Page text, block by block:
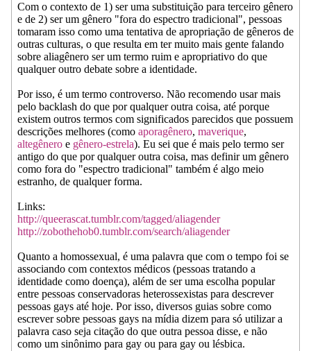
Com o contexto de 1) ser uma substituição para terceiro gênero
e de 2) ser um gênero "fora do espectro tradicional", pessoas
tomaram isso como uma tentativa de apropriação de gêneros de
outras culturas, o que resulta em ter muito mais gente falando
sobre aliagênero ser um termo ruim e apropriativo do que
qualquer outro debate sobre a identidade.
Por isso, é um termo controverso. Não recomendo usar mais
pelo backlash do que por qualquer outra coisa, até porque
existem outros termos com significados parecidos que possuem
descrições melhores (como aporagênero, maverique,
altegênero e gênero-estrela). Eu sei que é mais pelo termo ser
antigo do que por qualquer outra coisa, mas definir um gênero
como fora do "espectro tradicional" também é algo meio
estranho, de qualquer forma.
Links:
http://queerascat.tumblr.com/tagged/aliagender
http://zobothehob0.tumblr.com/search/aliagender
Quanto a homossexual, é uma palavra que com o tempo foi se
associando com contextos médicos (pessoas tratando a
identidade como doença), além de ser uma escolha popular
entre pessoas conservadoras heterossexistas para descrever
pessoas gays até hoje. Por isso, diversos guias sobre como
escrever sobre pessoas gays na mídia dizem para só utilizar a
palavra caso seja citação do que outra pessoa disse, e não
como um sinônimo para gay ou para gay ou lésbica.